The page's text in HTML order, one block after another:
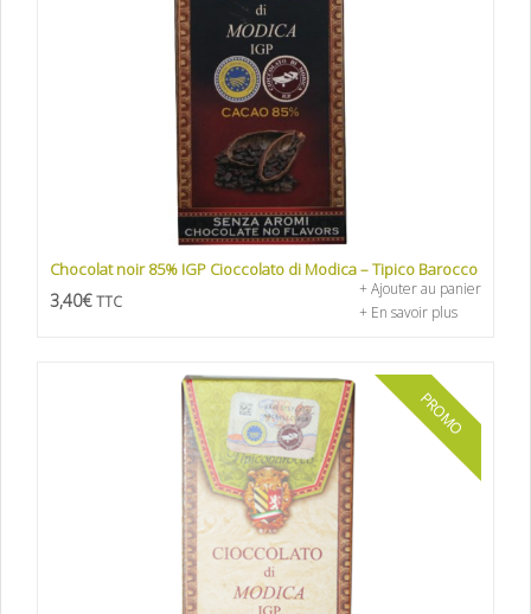
Chocolat noir 85% IGP Cioccolato di Modica – Tipico Barocco
3,40€ TTC
+ Ajouter au panier
+ En savoir plus
PROMO